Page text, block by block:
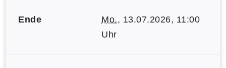
Ende Mo., 13.07.2026, 11:00
Uhr